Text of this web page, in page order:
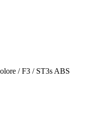
/ F3 / ST3s ABS